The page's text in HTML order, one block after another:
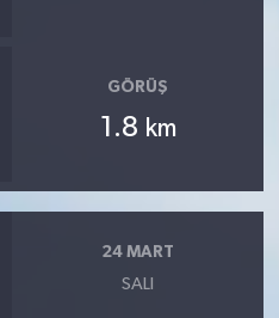
GÖRÜŞ
1.8 km
24 MART
SALI